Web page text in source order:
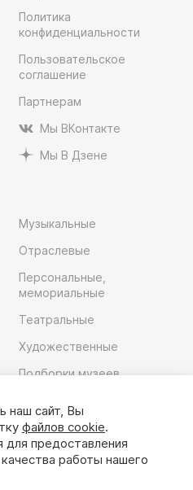
Политика
конфиденциальности
Пользовательское
соглашение
Партнерам
Мы ВКонтакте
Мы В Дзене
Музыкальные
Отраслевые
Персональные,
мемориальные
Театральные
Художественные
Подборки музеев
наш сайт, Вы
файлов cookie.
предоставления
работы нашего